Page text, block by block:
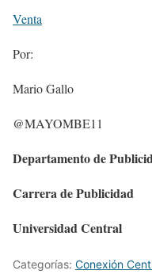
Venta
Por:
Mario Gallo
@MAYOMBE11
Departamento de
Carrera de Publicidad
Universidad Central
Categorías: Conexión